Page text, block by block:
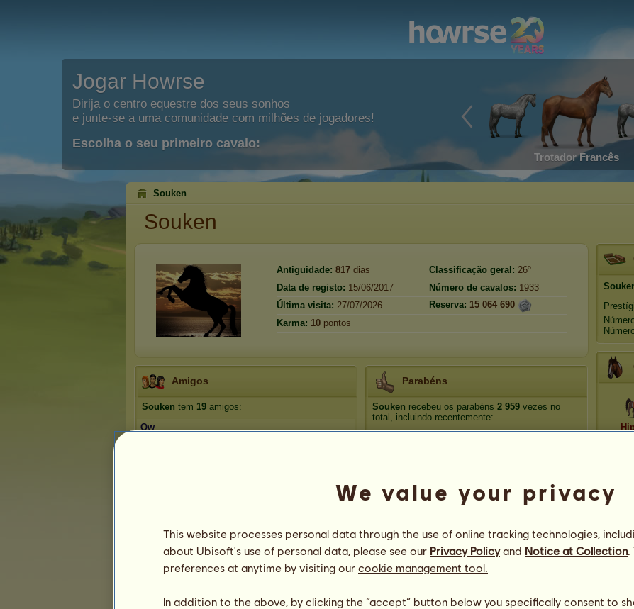
Jogar Howrse
Dirija o centro equestre dos seus sonhos
e junte-se a uma comunidade com milhões de jogadores!
Escolha o seu primeiro cavalo:
Trotador Francês
Souken
Souken
Antiguidade: 817 dias Classificação geral: 26º
Data de registo: 15/06/2017 Número de cavalos: 1933
Última visita: 27/07/2026 Reserva: 15 064 690
Karma: 10 pontos
Amigos
Souken tem 19 amigos:
Ow
Parabéns
Souken recebeu os parabéns 2 959 vezes no
total, incluindo recentemente:
Roger
Faz 100 dias
Faz 112 dias
Troféus
We value your privacy
This website processes personal data through the use of online tracking technologies,
about Ubisoft's use of personal data, please see our Privacy Policyand Notice at Collection.
preferences at anytime by visiting our cookie management tool.
In addition to the above, by clicking the “accept” button below you specifically consent to